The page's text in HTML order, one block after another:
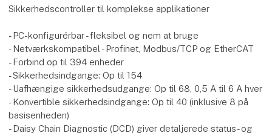
Sikkerhedscontroller til komplekse applikationer
- PC-konfigurérbar - fleksibel og nem at bruge
- Netværkskompatibel - Profinet, Modbus/TCP og EtherCAT
- Forbind op til 394 enheder
- Sikkerhedsindgange: Op til 154
- Uafhængige sikkerhedsudgange: Op til 68, 0,5 A til 6 A hver
- Konvertible sikkerhedsindgange: Op til 40 (inklusive 8 på
basisenheden)
- Daisy Chain Diagnostic (DCD) giver detaljerede status- og